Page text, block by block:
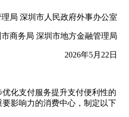
局 深圳市人民政府外事办公室
商务局 深圳市地方金融管理局
2026年5月22日
化支付服务提升支付便利性的
影响力的消费中心，制定以下